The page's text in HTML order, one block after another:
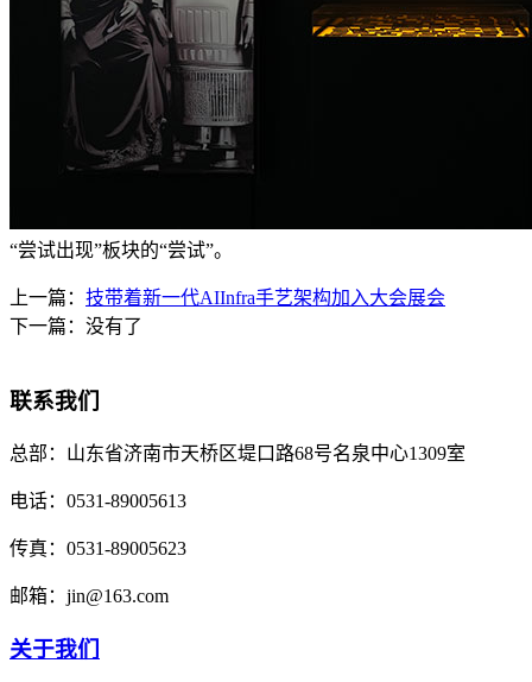
“尝试出现”板块的“尝试”。
上一篇： 技带着新一代AIInfra手艺架构加入大会展会
下一篇：没有了
联系我们
总部： 山东省济南市天桥区堤口路68号名泉中心1309室
电话： 0531-89005613
传真： 0531-89005623
邮箱： jin@163.com
关于我们